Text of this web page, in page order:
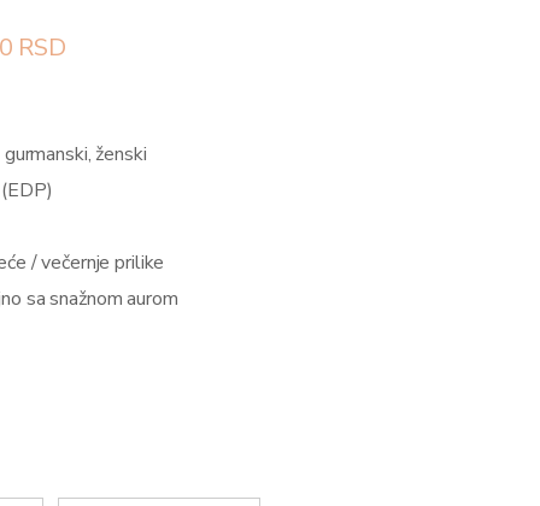
RSD
ženski
/ večernje prilike
sa snažnom aurom